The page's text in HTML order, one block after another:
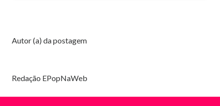
Autor (a) da postagem
Redação EPopNaWeb